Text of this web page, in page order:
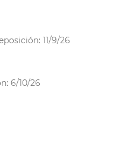
11/9/26
6/10/26